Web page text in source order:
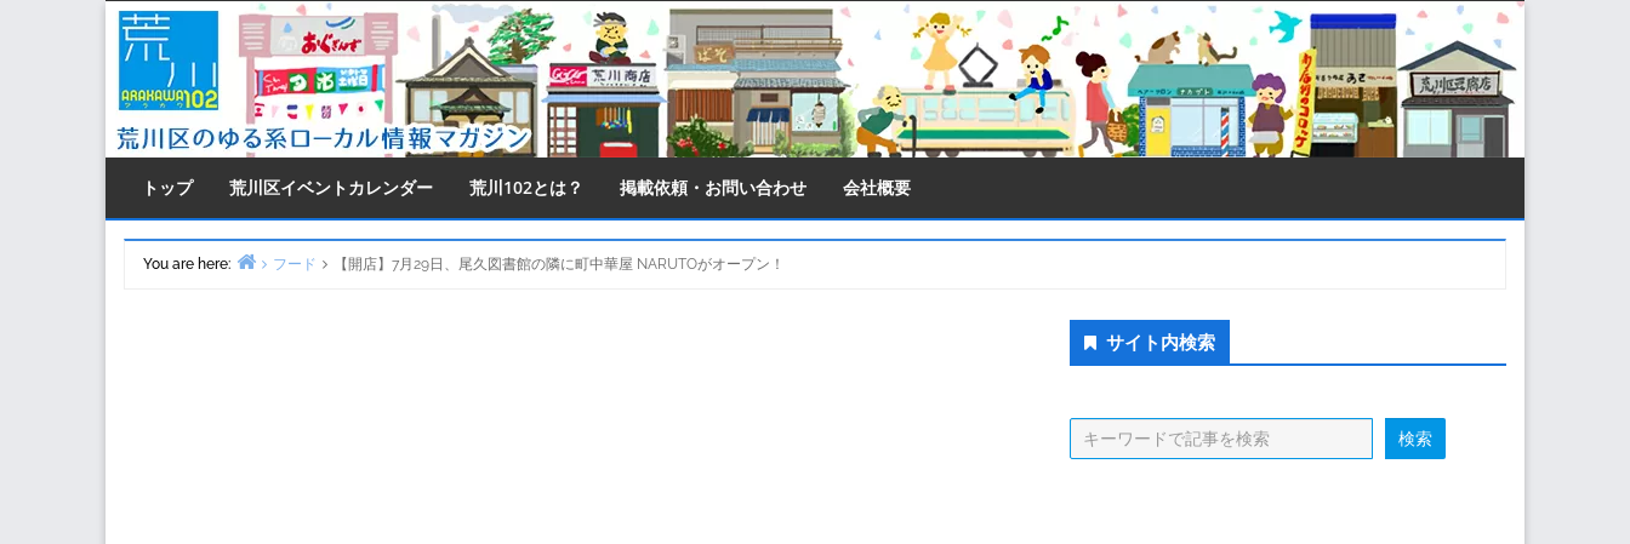
Skip
content
トップ 荒川区イベントカレンダー 荒川102とは？ 掲載依頼・お問い合わせ 会社概要
You are here:
フード 【開店】7月29日、尾久図書館の隣に町中華屋 NARUTOがオープン！
Secondary
Sidebar
サイト内検索